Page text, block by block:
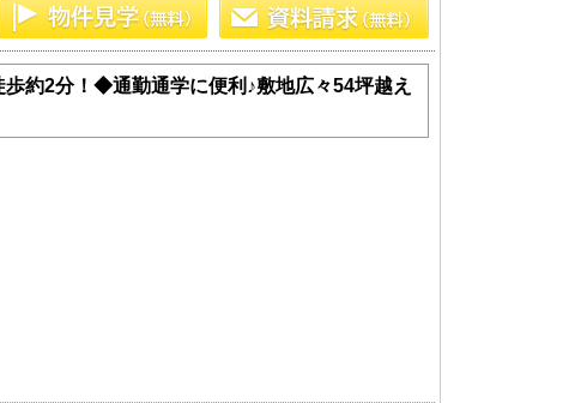
約2分！◆通勤通学に便利♪敷地広々54坪越え